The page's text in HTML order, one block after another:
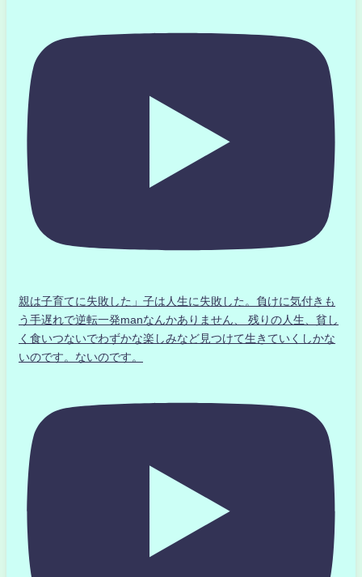
親は子育てに失敗した」子は人生に失敗した。負けに気付きも
う手遅れで逆転一発manなんかありません、 残りの人生、貧し
く食いつないでわずかな楽しみなど見つけて生きていくしかな
いのです。ないのです。